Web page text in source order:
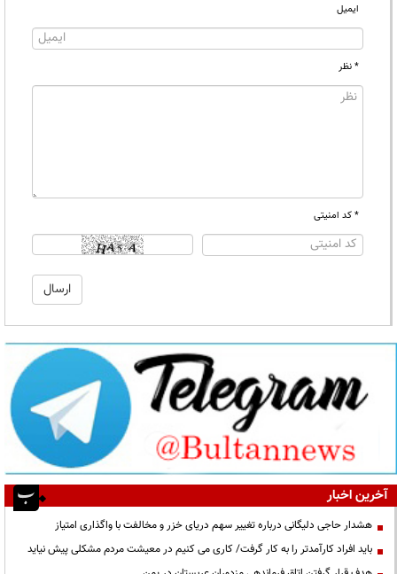
ایمیل
* نظر
* کد امنیتی
آخرین اخبار
هشدار حاجی دلیگانی درباره تغییر سهم دریای خزر و مخالفت با واگذاری امتیاز
باید افراد کارآمدتر را به کار گرفت/ کاری می کنیم در معیشت مردم مشکلی پیش نیاید